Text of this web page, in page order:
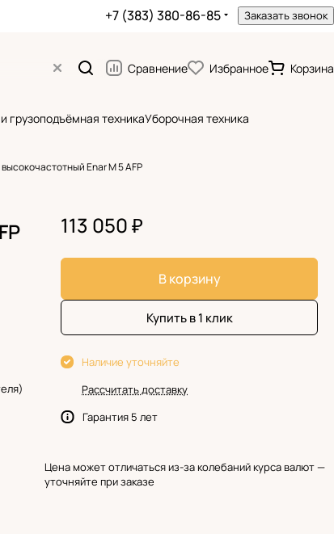
+7 (383) 380-86-85 Заказать звонок
Сравнение Избранное Корзина
грузоподъёмная техникаУборочная техника
Enar M 5 AFP
113 050 ₽
В корзину
Купить в 1 клик
Наличие уточняйте
Рассчитать доставку
Гарантия 5 лет
Цена может отличаться из-за колебаний курса валют —
уточняйте при заказе